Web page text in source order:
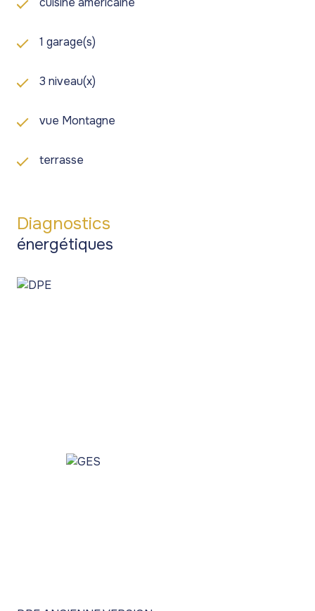
1 garage(s)
3 niveau(x)
vue Montagne
terrasse
Diagnostics
énergétiques